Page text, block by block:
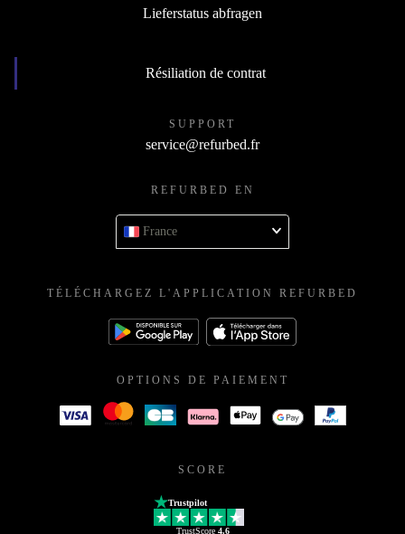
Lieferstatus abfragen
Résiliation de contrat
SUPPORT
service@refurbed.fr
REFURBED EN
France
TÉLÉCHARGEZ L'APPLICATION REFURBED
OPTIONS DE PAIEMENT
SCORE
Trustpilot
TrustScore 4.6